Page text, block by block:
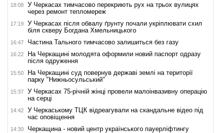
18:08
У Черкасах тимчасово перекриють рух на трьох вулицях
через ремонт тепломереж
17:19
У Черкасах після обвалу ґрунту почали укріплювати схил
біля скверу Богдана Хмельницького
16:47 Частина Тального тимчасово залишиться без газу
16:22
На Черкащині молодята оформили новий паспорт одразу
після одруження
15:50
На Черкащині суд повернув державі землі на території
парку "Нижньосульський"
15:37
У Черкасах 75-річній жінці провели малоінвазивну операцію
на серці
14:42
У Черкаському ТЦК відреагували на скандальне відео під
час оповіщення
14:30 Черкащина - новий центр українського пауерліфтингу